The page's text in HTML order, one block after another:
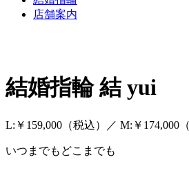
店舗案内
結婚指輪結 yui
L:￥159,000（税込）／ M:￥174,000（
いつまでもどこまでも